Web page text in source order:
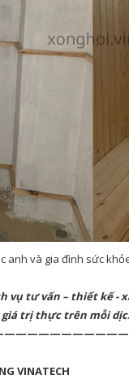
anh và gia đình sức
vụ tư vấn – thiết kế -
trị thực trên mỗi
VINATECH​